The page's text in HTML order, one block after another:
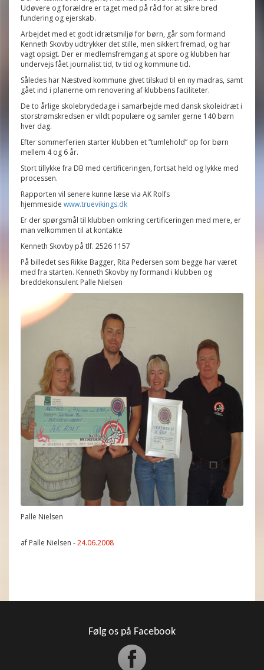
Udøvere og forældre er taget med på råd for at sikre bred
fundering og ejerskab.
Arbejdet med et godt idrætsmiljø for børn, går som formand
Kenneth Skovby udtrykker det stille, men sikkert fremad, og har
vagt opsigt. Der er medlemsfremgang at spore og klubben har
undervejs fået journalist tid, tv tid og kommune tid.
Således har Næstved kommune givet tilskud til en ny madras, samt
gået ind i planerne om renovering af klubbens faciliteter.
De to årlige skolebrydedage i samarbejde med dansk skoleidræt i
storstrømskredsen er vildt populære og samler gerne 140 børn
hver dag.
Efter sommerferien starter klubben et ”tumlehold” op for børn
mellem 4 og 6 år.
Stort tillykke fra DB med certificeringen, fortsat held og lykke med
processen.
Rapporten vil senere kunne læse via AK Rolfs
hjemmeside www.truevikings.dk
Er der spørgsmål til klubben omkring certificeringen med mere, er
man velkommen til at kontakte
Kenneth Skovby på tlf. 2526 1157
På billedet ses Rikke Bagger, Rita Pedersen som begge har været
med fra starten. Kenneth Skovby ny formand i klubben og
breddekonsulent Palle Nielsen
Palle Nielsen
af Palle Nielsen -24.06.2008
Følg os på Facebook